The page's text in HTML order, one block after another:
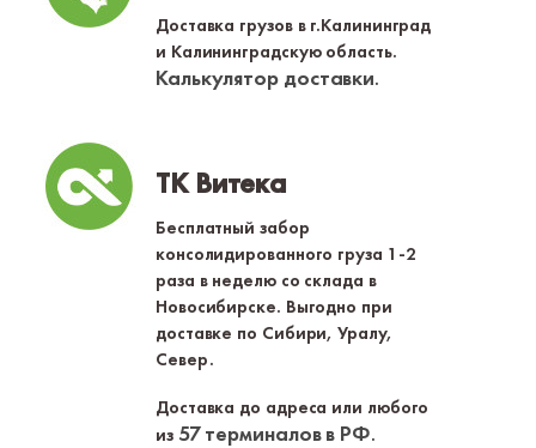
Доставка грузов в г.Калининград
и Калининградскую область.
Калькулятор доставки.
ТК Витека
Бесплатный забор
консолидированного груза 1-2
раза в неделю со склада в
Новосибирске. Выгодно при
доставке по Сибири, Уралу,
Север.
Доставка до адреса или любого
из 57 терминалов в РФ.